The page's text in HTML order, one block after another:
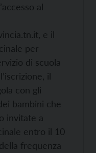
al
e il
per
di scuola
il
con gli
bambini che
invitate a
entro il 10
frequenza